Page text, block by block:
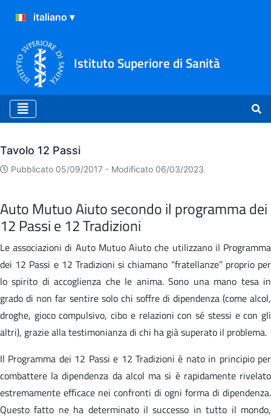
Istituto Superiore di Sanità
Archivio
Tavolo 12 Passi
Pubblicato 05/09/2017 - Modificato 06/03/2023
Auto Mutuo Aiuto secondo il programma dei
12 Passi e 12 Tradizioni
Le associazioni di Auto Mutuo Aiuto che utilizzano il Programma
dei 12 Passi e 12 Tradizioni si chiamano “fratellanze” proprio per
lo spirito di accoglienza che le anima. Sono una mano tesa in
grado di non far sentire solo chi soffre di dipendenza (come alcol,
droghe, gioco compulsivo, cibo e relazioni con sé stessi e con gli
altri), grazie alla testimonianza di chi ha già superato il problema.
Il Programma dei 12 Passi e 12 Tradizioni è nato in principio per
combattere la dipendenza da alcol ma si è rapidamente rivelato
estremamente efficace nei confronti di ogni forma di dipendenza.
Questo fatto ne ha determinato il successo in tutto il mondo,